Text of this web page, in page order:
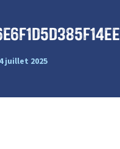
juillet 2025